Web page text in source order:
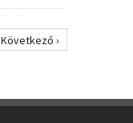
Következő ›